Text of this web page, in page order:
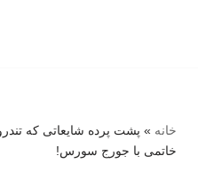
خانه » پشت پرده شایعاتی که
خاتمی با جورج سورس!